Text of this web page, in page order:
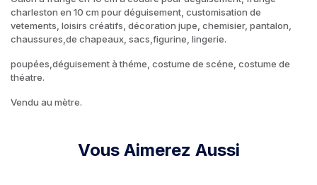
charleston en 10 cm pour déguisement, customisation de
vetements, loisirs créatifs, décoration jupe, chemisier, pantalon,
chaussures,de chapeaux, sacs,figurine, lingerie.
poupées,déguisement à théme, costume de scéne, costume de
théatre.
Vendu au mètre.
Vous Aimerez Aussi